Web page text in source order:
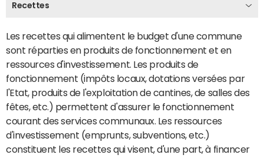
Recettes
Les recettes qui alimentent le budget d'une commune
sont réparties en produits de fonctionnement et en
ressources d'investissement. Les produits de
fonctionnement (impôts locaux, dotations versées par
l'Etat, produits de l'exploitation de cantines, de salles des
fêtes, etc.) permettent d'assurer le fonctionnement
courant des services communaux. Les ressources
d'investissement (emprunts, subventions, etc.)
constituent les recettes qui visent, d'une part, à financer